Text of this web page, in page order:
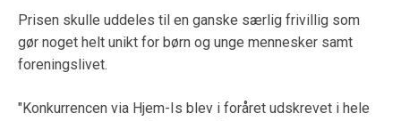
Prisen skulle uddeles til en ganske særlig frivillig som
gør noget helt unikt for børn og unge mennesker samt
foreningslivet.
"Konkurrencen via Hjem-Is blev i foråret udskrevet i hele